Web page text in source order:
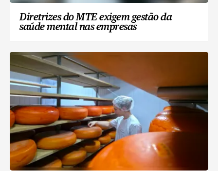
Diretrizes do MTE exigem gestão da
saúde mental nas empresas